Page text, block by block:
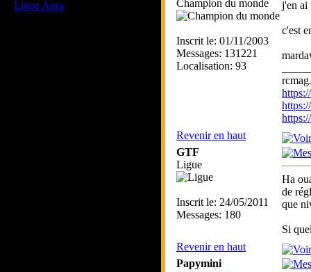
Ligue Aura
Champion du monde
Inscrit le: 01/11/2003
Messages: 131221
Localisation: 93
j'en ai
c'est
Revenir en haut
GTF
Ligue
Inscrit le: 24/05/2011
Messages: 180
Ha
de
que
Si
Revenir en haut
Papymini